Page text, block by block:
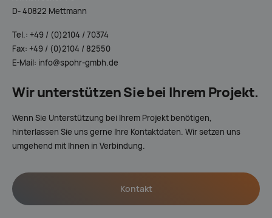
D- 40822 Mettmann
Tel.: +49 / (0)2104 / 70374
Fax: +49 / (0)2104 / 82550
E-Mail: info@spohr-gmbh.de
Wir unterstützen Sie bei Ihrem Projekt.
Wenn Sie Unterstützung bei Ihrem Projekt benötigen,
hinterlassen Sie uns gerne Ihre Kontaktdaten. Wir setzen uns
umgehend mit Ihnen in Verbindung.
Kontakt